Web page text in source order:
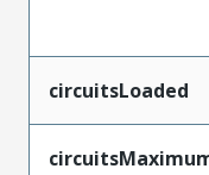
circuitsLoaded